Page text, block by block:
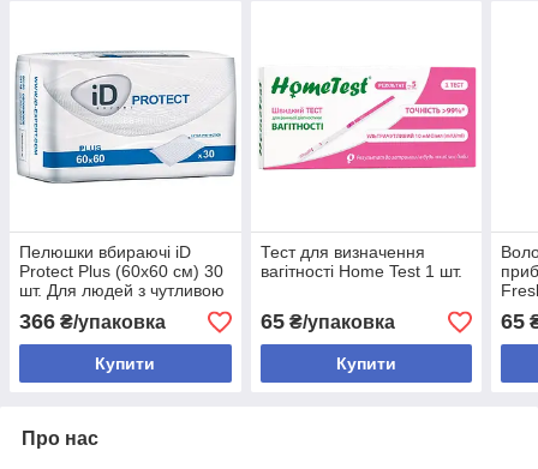
Пелюшки вбираючі iD
Protect Plus (60х60 см) 30
шт. Для людей з чутливою
шкірою
366 ₴/упаковка
Купити
Тест для визначення
вагітності Home Test 1 шт.
65₴/упаковка
Купити
для
65
Про нас